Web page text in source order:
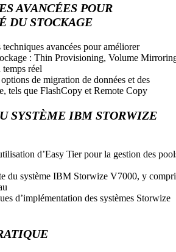
AVANCÉES POUR
DU STOCKAGE
techniques avancées pour améliorer
: Thin Provisioning, Volume
réel
de migration de données et des
tels que FlashCopy et Remote Copy
SYSTÈME IBM STORWIZE
d’Easy Tier pour la gestion des
du système IBM Storwize V7000, y
d’implémentation des systèmes Storwize